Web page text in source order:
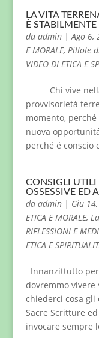
LA VITA
È STABILMENTE
da admin|Ago 6,
E MORALE, Pillole
VIDEO DI ETICA E
Chi vive nella
provvisorietá
momento,
nuova
perché é conscio
CONSIGLI UTILI
OSSESSIVE ED
da admin| Giu
ETICA E MORALE,
RIFLESSIONI E
ETICA E
Innanzittutto
dovremmo vivere
chiederci cosa
Sacre Scritture
invocare sempre